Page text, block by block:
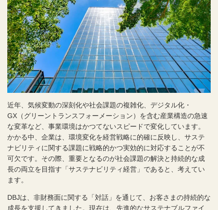
近年、気候変動の深刻化や社会課題の複雑化、デジタル化・
GX（グリーントランスフォーメーション）を含む産業構造の急速
な変革など、事業環境はかつてないスピードで変化しています。
かかる中、企業は、環境変化を経営戦略に的確に反映し、サステ
ナビリティに関する課題に戦略的かつ実効的に対応することが不
可欠です。その際、重要となるのが社会課題の解決と持続的な成
長の両立を目指す「サステナビリティ経営」であると、考えてい
ます。
DBJは、非財務面に関する「対話」を通じて、お客さまの持続的な
成長を支援してきました。現在は、先進的なサステナブルファイ